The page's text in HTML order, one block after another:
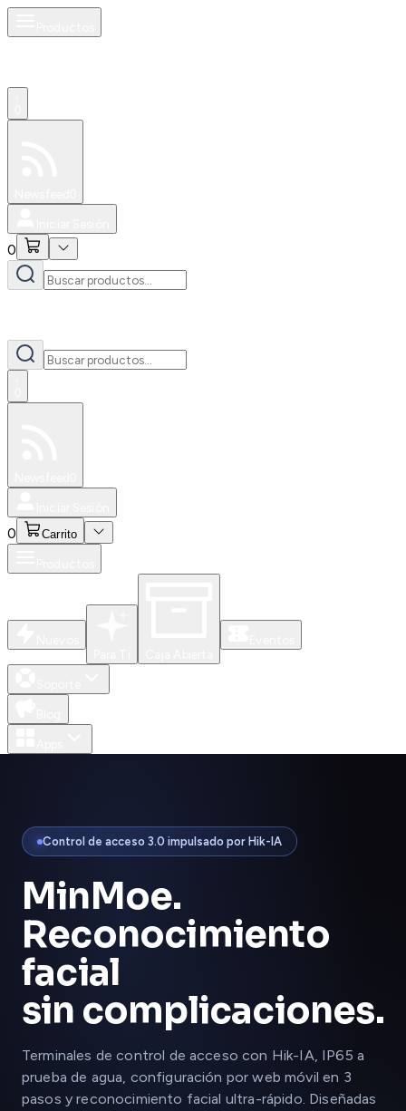
0
0 Carrito
Control de acceso 3.0 impulsado por Hik-IA
MinMoe.
Reconocimiento
facial
sin complicaciones.
Terminales de control de acceso con Hik-IA, IP65 a
prueba de agua, configuración por web móvil en 3
pasos y reconocimiento facial ultra-rápido. Diseñadas